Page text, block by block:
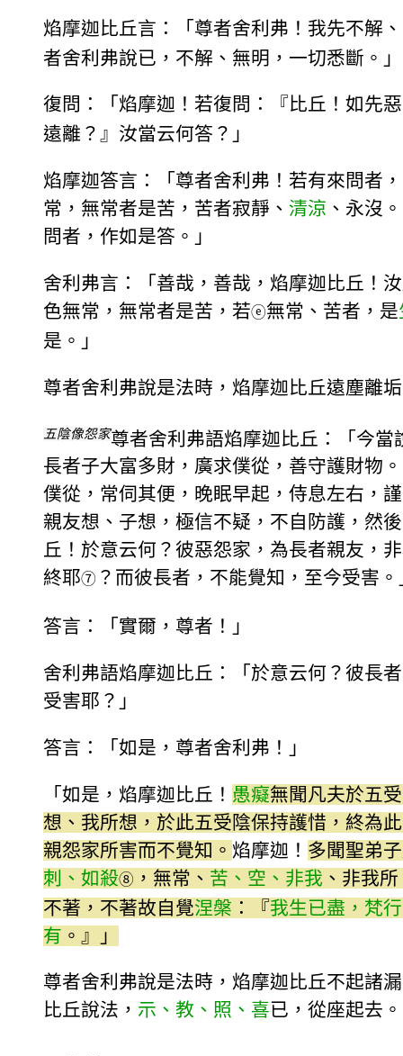
焰摩迦比丘言：「尊者舍利弗！我先不解、
者舍利弗說已，不解、無明，一切悉斷。」
復問：「焰摩迦！若復問：『比丘！如先
遠離？』汝當云何答？」
焰摩迦答言：「尊者舍利弗！若有來問者
常，無常者是苦，苦者寂靜、 清涼 、永沒
問者，作如是答。」
舍利弗言：「善哉，善哉，焰摩迦比丘！
色無常，無常者是苦，若ⓔ無常、苦者，是
是。」
尊者舍利弗說是法時，焰摩迦比丘遠塵離
五陰像怨家尊者舍利弗語焰摩迦比丘：「今
長者子大富多財，廣求僕從，善守護財物
僕從，常伺其便，晚眠早起，侍息左右，
親友想、子想，極信不疑，不自防護，然
丘！於意云何？彼惡怨家，為長者親友，
終耶⑦ ？而彼長者，不能覺知，至今受害。
答言：「實爾，尊者！」
舍利弗語焰摩迦比丘：「於意云何？彼長
受害耶？」
答言：「如是，尊者舍利弗！」
「如是，焰摩迦比丘！ 愚癡無聞凡夫於五
想、我所想，於此五受陰保持護惜，終為
親怨家所害而不覺知。 焰摩迦！ 多聞聖弟
刺、如殺⑧ ，無常、 苦、空、非我 、非我
不著，不著故自覺涅槃 ：『我生已盡，梵
有 。』」
尊者舍利弗說是法時，焰摩迦比丘不起諸
比丘說法， 示、教、照、喜已，從座起去。